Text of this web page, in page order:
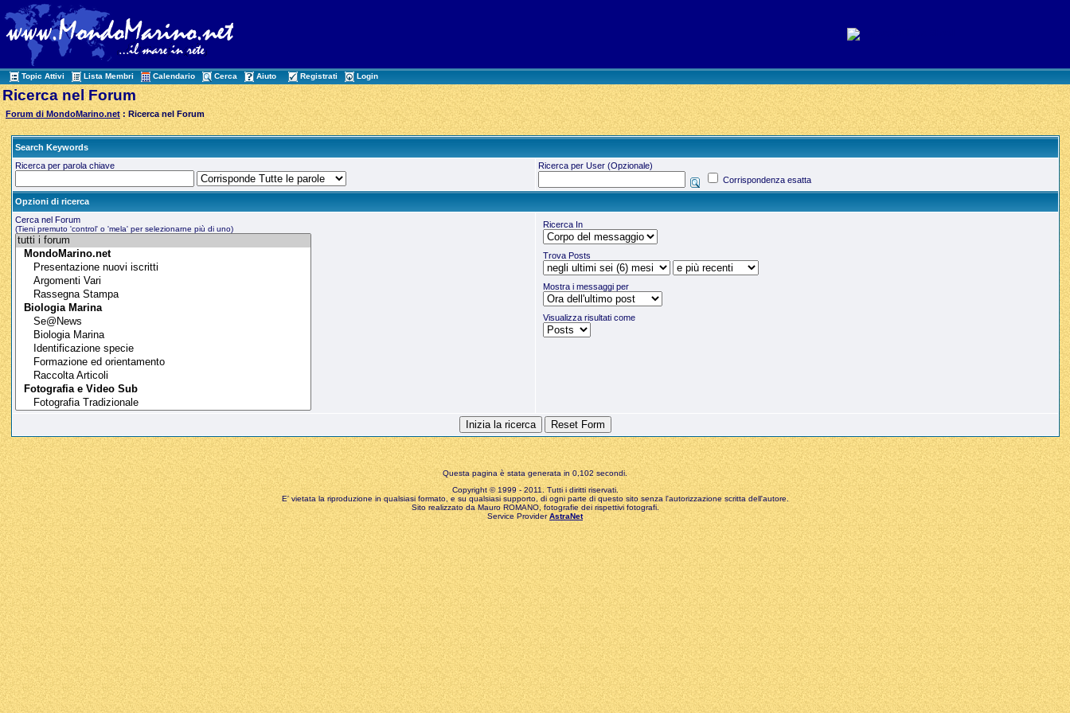
Topic Attivi Lista Membri Calendario Cerca Aiuto Registrati Login
Ricerca nel Forum
Forum di MondoMarino.net : Ricerca nel Forum
Search Keywords
Ricerca per parola chiave
Ricerca per User (Opzionale)
Corrispondenza esatta
Opzioni di ricerca
Cerca nel Forum
(Tieni premuto 'control' o 'mela' per selezionarne più di uno) Ricerca In
Trova Posts
Mostra i messaggi per
Visualizza risultati come
Questa pagina è stata generata in 0,102 secondi.
Copyright © 1999 - 2011. Tutti i diritti riservati.
E' vietata la riproduzione in qualsiasi formato, e su qualsiasi supporto, di ogni parte di questo sito senza l'autorizzazione scritta dell'autore.
Sito realizzato da Mauro ROMANO, fotografie dei rispettivi fotografi.
Service ProviderAstraNet